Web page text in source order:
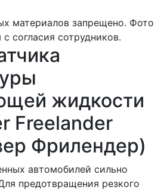
материалов запрещено. Фото
согласия сотрудников.
жидкости
Freelander
Фрилендер)
автомобилей сильно
предотвращения резкого